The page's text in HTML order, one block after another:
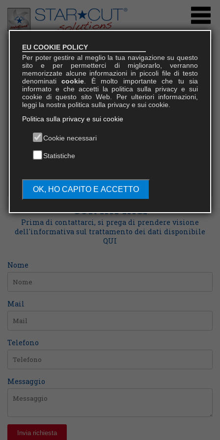
21018 Sesto Calende (Varese)
T. +39 0331 913 911
info@startcutsolutions.it
CONTATTACI
Prima di contattarci, si prega di prendere visione
dell'informativa sul trattamento dei dati disponibile
QUI
Nome
Mail
Telefono
Messaggio
EU COOKIE POLICY
Per poter gestire al meglio la tua navigazione su questo
sito e per permetterci di migliorarlo, verranno
memorizzate alcune informazioni in piccoli file di testo
denominaticookie . È molto importante che tu sia
informato e che accetti la politica sulla privacy e sui
cookie di questo sito Web. Per ulteriori informazioni,
leggi la nostra politica sulla privacy e sui cookie.
Politica sulla privacy e sui cookie
Cookie necessari
Statistiche
OK, HO CAPITO E ACCETTO